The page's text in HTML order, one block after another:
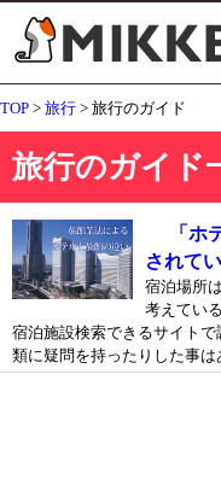
TOP > 旅行 > 旅行のガイド
旅行のガイド
「ホ
されて
宿泊場所
考えてい
宿泊施設検索できるサイト
類に疑問を持ったりした事は